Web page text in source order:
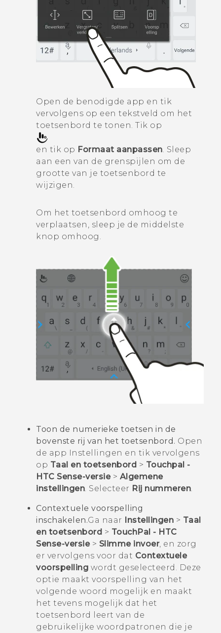
Open de benodigde app en tik
vervolgens op een tekstveld om het
toetsenbord te tonen. Tik op
en tik op Formaat aanpassen. Sleep
aan een van de grenspijlen om de
grootte van je toetsenbord te
wijzigen.
Om het toetsenbord omhoog te
verplaatsen, sleep je de middelste
knop omhoog.
Toon de numerieke toetsen in de
bovenste rij van het toetsenbord. Open
de app Instellingen en tik vervolgens
op Taal en toetsenbord > Touchpal -
HTC Sense-versie> Algemene
instellingen . Selecteer Rij nummeren
Contextuele voorspelling
inschakelen.Ga naar Instellingen > Taal
en toetsenbord > TouchPal - HTC
Sense-versie> Slimme invoer, en zorg
er vervolgens voor dat Contextuele
voorspelling wordt geselecteerd. Deze
optie maakt voorspelling van het
volgende woord mogelijk en maakt
het tevens mogelijk dat het
toetsenbord leert van de
gebruikelijke woordpatronen die je